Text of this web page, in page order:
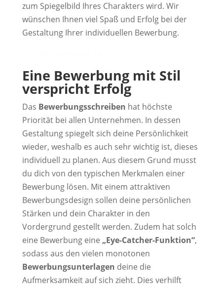
zum Spiegelbild Ihres Charakters wird. Wir
wünschen Ihnen viel Spaß und Erfolg bei der
Gestaltung Ihrer individuellen Bewerbung.
Eine Bewerbung mit Stil
verspricht Erfolg
Das Bewerbungsschreiben hat höchste
Priorität bei allen Unternehmen. In dessen
Gestaltung spiegelt sich deine Persönlichkeit
wieder, weshalb es auch sehr wichtig ist, dieses
individuell zu planen. Aus diesem Grund musst
du dich von den typischen Merkmalen einer
Bewerbung lösen. Mit einem attraktiven
Bewerbungsdesign sollen deine persönlichen
Stärken und dein Charakter in den
Vordergrund gestellt werden. Zudem hat solch
eine Bewerbung eine „Eye-Catcher-Funktion“,
sodass aus den vielen monotonen
Bewerbungsunterlagen deine die
Aufmerksamkeit auf sich zieht. Dies verhilft